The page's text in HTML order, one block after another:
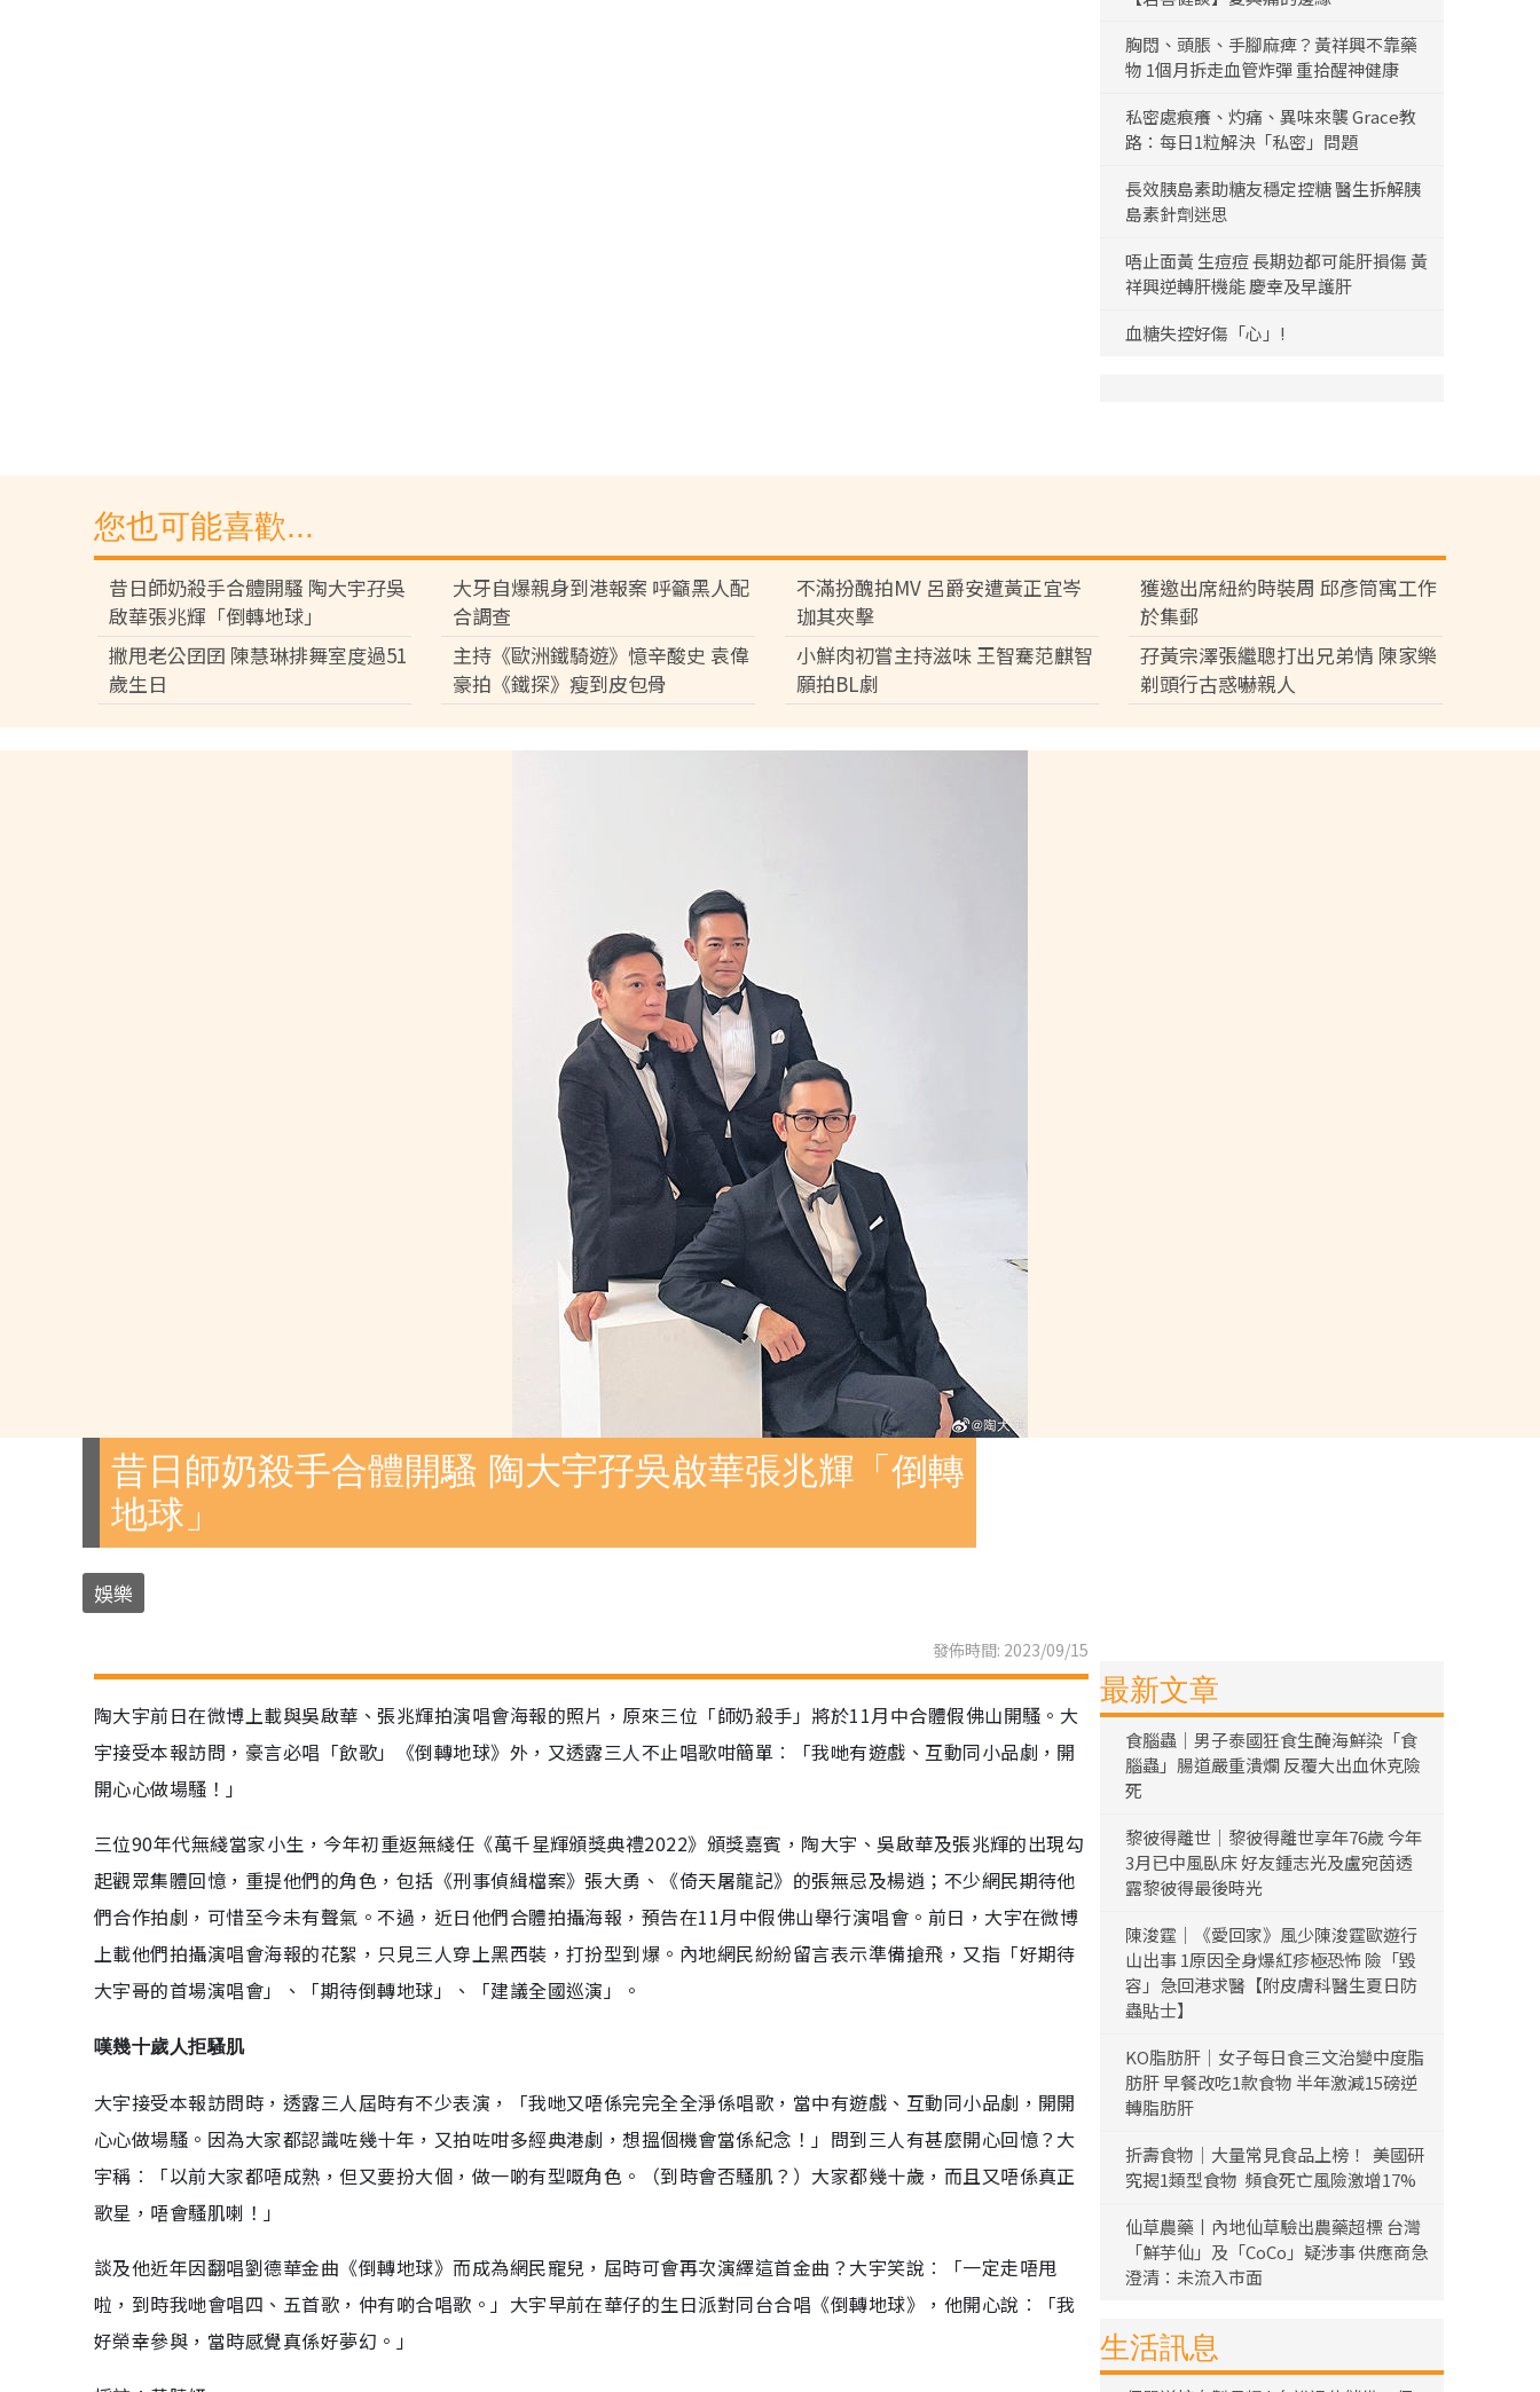
胸悶、頭脹、手腳麻痺？黃祥興不靠藥
物 1個月拆走血管炸彈 重拾醒神健康
私密處痕癢、灼痛、異味來襲 Grace教
路：每日1粒解決「私密」問題
長效胰島素助糖友穩定控糖 醫生拆解胰
島素針劑迷思
唔止面黃 生痘痘 長期攰都可能肝損傷 黃
祥興逆轉肝機能 慶幸及早護肝
血糖失控好傷「心」!
您也可能喜歡...
昔日師奶殺手合體開騷 陶大宇孖吳
啟華張兆輝「倒轉地球」
大牙自爆親身到港報案 呼籲黑人配
合調查
不滿扮醜拍MV 呂爵安遭黃正宜岑
珈其夾擊
獲邀出席紐約時裝周 邱彥筒寓工作
於集郵
撇甩老公囝囝 陳慧琳排舞室度過51
歲生日
主持《歐洲鐵騎遊》憶辛酸史 袁偉
豪拍《鐵探》瘦到皮包骨
小鮮肉初嘗主持滋味 王智騫范麒智
願拍BL劇
孖黃宗澤張繼聰打出兄弟情 陳家樂
剃頭行古惑嚇親人
昔日師奶殺手合體開騷 陶大宇孖吳啟華張兆輝「倒轉
地球」
娛樂
發佈時間: 2023/09/15
陶大宇前日在微博上載與吳啟華、張兆輝拍演唱會海報的照片，原來三位「師奶殺手」將於11月中合體假佛山開騷。大
宇接受本報訪問，豪言必唱「飲歌」《倒轉地球》外，又透露三人不止唱歌咁簡單︰「我哋有遊戲、互動同小品劇，開
開心心做場騷！」
三位90年代無綫當家小生，今年初重返無綫任《萬千星輝頒獎典禮2022》頒獎嘉賓，陶大宇、吳啟華及張兆輝的出現勾
起觀眾集體回憶，重提他們的角色，包括《刑事偵緝檔案》張大勇、《倚天屠龍記》的張無忌及楊逍；不少網民期待他
們合作拍劇，可惜至今未有聲氣。不過，近日他們合體拍攝海報，預告在11月中假佛山舉行演唱會。前日，大宇在微博
上載他們拍攝演唱會海報的花絮，只見三人穿上黑西裝，打扮型到爆。內地網民紛紛留言表示準備搶飛，又指「好期待
大宇哥的首場演唱會」、「期待倒轉地球」、「建議全國巡演」。
嘆幾十歲人拒騷肌
大宇接受本報訪問時，透露三人屆時有不少表演，「我哋又唔係完完全全淨係唱歌，當中有遊戲、互動同小品劇，開開
心心做場騷。因為大家都認識咗幾十年，又拍咗咁多經典港劇，想搵個機會當係紀念！」問到三人有甚麼開心回憶？大
宇稱︰「以前大家都唔成熟，但又要扮大個，做一啲有型嘅角色。（到時會否騷肌？）大家都幾十歲，而且又唔係真正
歌星，唔會騷肌喇！」
談及他近年因翻唱劉德華金曲《倒轉地球》而成為網民寵兒，屆時可會再次演繹這首金曲？大宇笑說︰「一定走唔甩
啦，到時我哋會唱四、五首歌，仲有啲合唱歌。」大宇早前在華仔的生日派對同台合唱《倒轉地球》，他開心說︰「我
好榮幸參與，當時感覺真係好夢幻。」
最新文章
食腦蟲｜男子泰國狂食生醃海鮮染「食
腦蟲」腸道嚴重潰爛 反覆大出血休克險
死
黎彼得離世｜黎彼得離世享年76歲 今年
3月已中風臥床 好友鍾志光及盧宛茵透
露黎彼得最後時光
陳浚霆｜《愛回家》風少陳浚霆歐遊行
山出事 1原因全身爆紅疹極恐怖 險「毀
容」急回港求醫【附皮膚科醫生夏日防
蟲貼士】
KO脂肪肝｜女子每日食三文治變中度脂
肪肝 早餐改吃1款食物 半年激減15磅逆
轉脂肪肝
折壽食物｜大量常見食品上榜！ 美國研
究揭1類型食物 頻食死亡風險激增17%
仙草農藥丨內地仙草驗出農藥超標 台灣
「鮮芋仙」及「CoCo」疑涉事 供應商急
澄清：未流入市面
生活訊息